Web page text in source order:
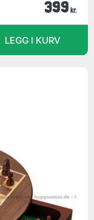
399 kr.
LEGG I KURV